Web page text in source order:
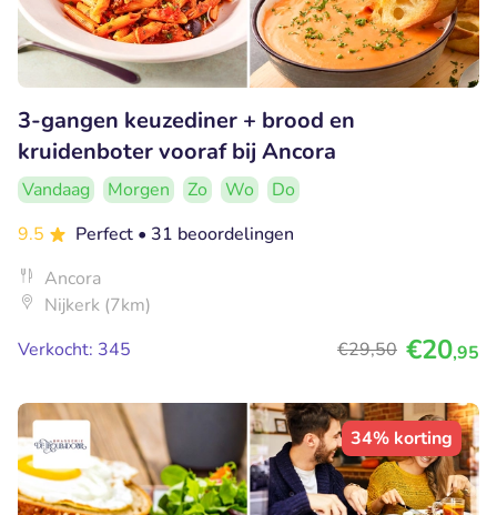
3-gangen keuzediner + brood en
kruidenboter vooraf bij Ancora
Vandaag Morgen Zo Wo
Do
9.5
Perfect • 31 beoordelingen
Ancora
Nijkerk (7km)
Verkocht: 345
€29,50 €20,95
34% korting